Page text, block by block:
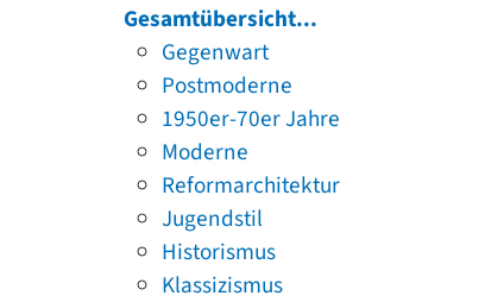
Gesamtübersicht...
Gegenwart
Postmoderne
1950er-70er Jahre
Moderne
Reformarchitektur
Jugendstil
Historismus
Klassizismus